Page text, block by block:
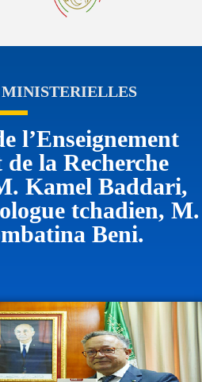
l’Enseignement
la Recherche
Kamel Baddari,
tchadien, M.
Beni.